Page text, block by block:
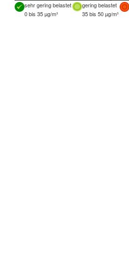
sehr gering belastet gering belastet
0 bis 35 µg/m³
35 bis 50 µg/m³